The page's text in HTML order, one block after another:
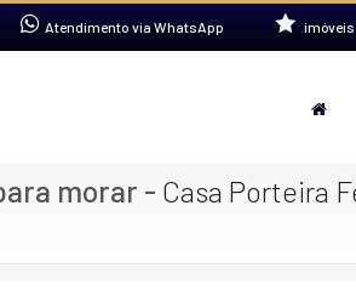
Atendimento via WhatsApp
morar - Casa Porteira